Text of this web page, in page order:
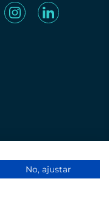
No, ajustar